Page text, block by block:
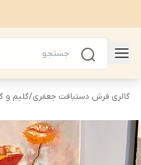
گالری فرش دستبافت جعفری/گلیم و